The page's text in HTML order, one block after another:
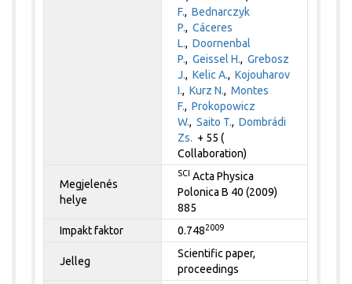
F.,Bednarczyk
P.,Cáceres
L.,Doornenbal
P.,Geissel H.,Grebosz
J.,Kelic A.,Kojouharov
I.,Kurz N.,Montes
F.,Prokopowicz
W.,Saito T.,Dombrádi
Zs. + 55 (
Collaboration)
Megjelenés
helye
SCI Acta Physica
Polonica B 40 (2009)
885
Impakt faktor
0.7482009
Jelleg
Scientific paper,
proceedings